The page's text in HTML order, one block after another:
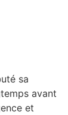
sa
avant
et